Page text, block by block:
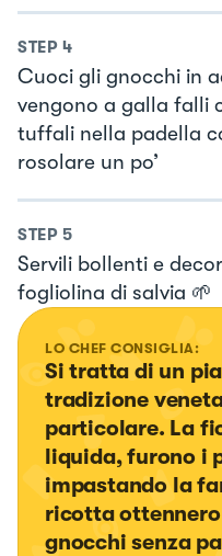
STEP 4
Cuoci gli gnocchi in
vengono a galla falli
tuffali nella padella
rosolare un po’
STEP 5
Servili bollenti e
fogliolina di salvia 🌱
LO CHEF CONSIGLIA:
Si tratta di un
tradizione
particolare. La
liquida, furono i
impastando la
ricotta
gnocchi senza